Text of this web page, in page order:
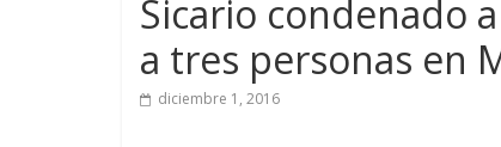
Sicario condenado
a tres personas en
diciembre 1, 2016